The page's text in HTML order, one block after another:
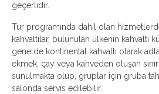
geçerlidir.
Tur programında dahil olan
kahvaltılar, bulunulan ülkenin kahvaltı
genelde kontinental kahvaltı olarak
ekmek, çay veya kahveden oluşan
sunulmakta olup, gruplar için gruba
salonda servis edilebilir.